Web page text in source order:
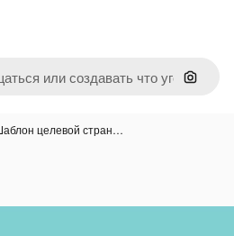
Поиск
целевой стран…